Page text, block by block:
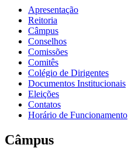
Apresentação
Reitoria
Câmpus
Conselhos
Comissões
Comitês
Colégio de Dirigentes
Documentos Institucionais
Eleições
Contatos
Horário de Funcionamento
Câmpus